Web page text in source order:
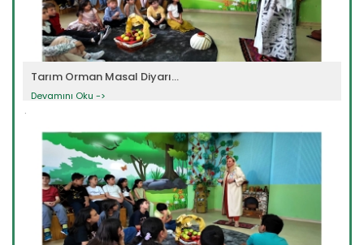
Tarım Orman Masal Diyarı...
Devamını Oku ->